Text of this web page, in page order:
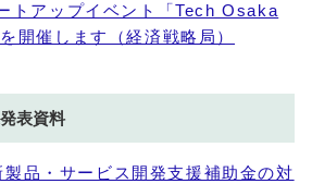
トアップイベント「Tech Osaka
開催します（経済戦略局）
表資料
品・サービス開発支援補助金の対